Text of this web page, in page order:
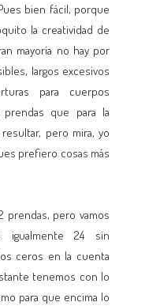
bien fácil, porque
la creatividad de
mayoría no hay por
largos excesivos
para cuerpos
prendas que para la
pero mira, yo
prefiero cosas más
prendas, pero vamos
igualmente 24 sin
ceros en la cuenta
tenemos con lo
para que encima lo